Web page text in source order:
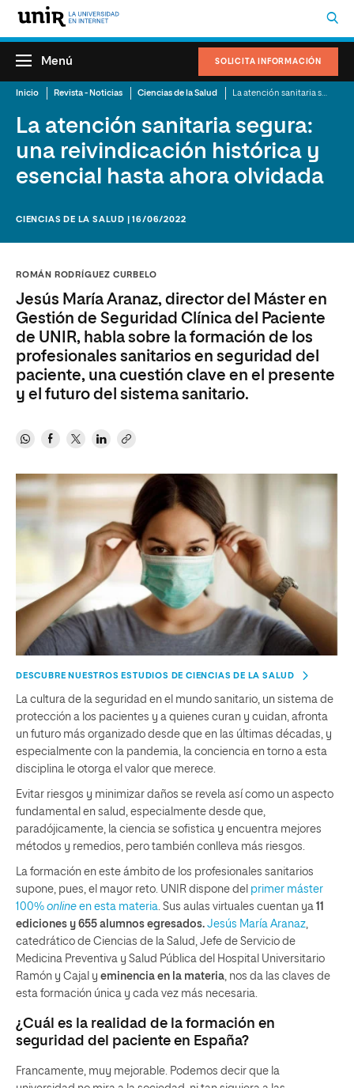
SOLICITA INFORMACIÓN
Menú
Inicio Revista - Noticias Ciencias de la Salud
La atención sanitaria segura:
una reivindicación histórica y
esencial hasta ahora olvidada
CIENCIAS DE LA SALUD | 16/06/2022
ROMÁN RODRÍGUEZ CURBELO
Jesús María Aranaz, director del Máster en
Gestión de Seguridad Clínica del Paciente
de UNIR, habla sobre la formación de los
profesionales sanitarios en seguridad del
paciente, una cuestión clave en el presente
y el futuro del sistema sanitario.
DESCUBRE NUESTROS ESTUDIOS DE CIENCIAS DE LA SALUD
La cultura de la seguridad en el mundo sanitario, un sistema de
protección a los pacientes y a quienes curan y cuidan, afronta
un futuro más organizado desde que en las últimas décadas, y
especialmente con la pandemia, la conciencia en torno a esta
disciplina le otorga el valor que merece.
Evitar riesgos y minimizar daños se revela así como un aspecto
fundamental en salud, especialmente desde que,
paradójicamente, la ciencia se sofistica y encuentra mejores
métodos y remedios, pero también conlleva más riesgos.
La formación en este ámbito de los profesionales sanitarios
supone, pues, el mayor reto. UNIR dispone del primer máster
100% online en esta materia . Sus aulas virtuales cuentan ya 11
ediciones y 655 alumnos egresados. Jesús María Aranaz
catedrático de Ciencias de la Salud, Jefe de Servicio de
Medicina Preventiva y Salud Pública del Hospital Universitario
Ramón y Cajal y eminencia en la materia , nos da las claves de
esta formación única y cada vez más necesaria.
¿Cuál es la realidad de la formación en
seguridad del paciente en España?
Francamente, muy mejorable. Podemos decir que la